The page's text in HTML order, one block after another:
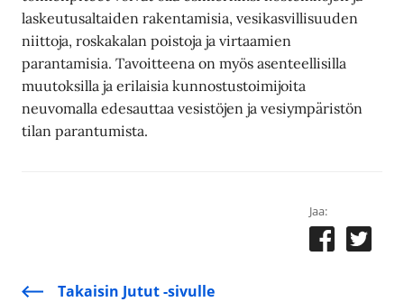
laskeutusaltaiden rakentamisia, vesikasvillisuuden
niittoja, roskakalan poistoja ja virtaamien
parantamisia. Tavoitteena on myös asenteellisilla
muutoksilla ja erilaisia kunnostustoimijoita
neuvomalla edesauttaa vesistöjen ja vesiympäristön
tilan parantumista.
Jaa:
Takaisin Jutut -sivulle